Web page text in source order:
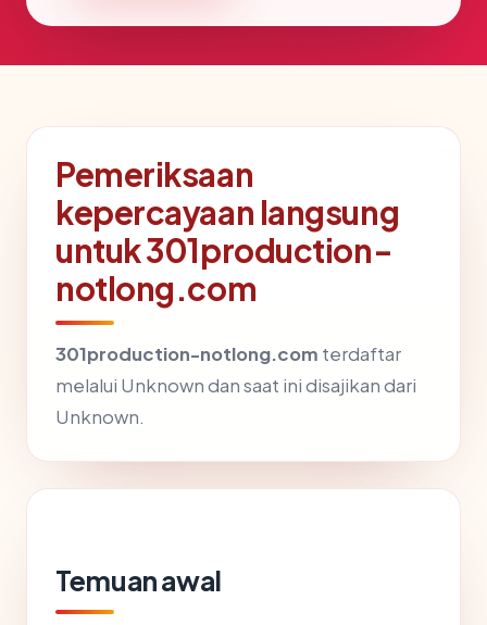
Pemeriksaan
kepercayaan langsung
untuk 301production-
notlong.com
301production-notlong.com terdaftar
melalui Unknown dan saat ini disajikan dari
Unknown.
Temuan awal